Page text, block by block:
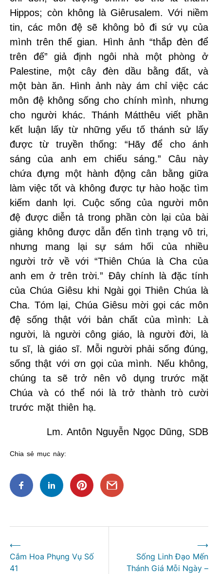
Hippos; còn không là Giêrusalem. Với niềm
tin, các môn đệ sẽ không bỏ đi sứ vụ của
mình trên thế gian. Hình ảnh “thắp đèn để
trên đế” giả định ngôi nhà một phòng ở
Palestine, một cây đèn dầu bằng đất, và
một bàn ăn. Hình ảnh này ám chỉ việc các
môn đệ không sống cho chính mình, nhưng
cho người khác. Thánh Mátthêu viết phần
kết luận lấy từ những yếu tố thánh sử lấy
được từ truyền thống: “Hãy để cho ánh
sáng của anh em chiếu sáng.” Câu này
chứa đựng một hành động cân bằng giữa
làm việc tốt và không được tự hào hoặc tìm
kiếm danh lợi. Cuộc sống của người môn
đệ được diễn tả trong phần còn lại của bài
giảng không được dẫn đến tình trạng vô tri,
nhưng mang lại sự sám hối của nhiều
người trở về với “Thiên Chúa là Cha của
anh em ở trên trời.” Đây chính là đặc tính
của Chúa Giêsu khi Ngài gọi Thiên Chúa là
Cha. Tóm lại, Chúa Giêsu mời gọi các môn
đệ sống thật với bản chất của mình: Là
người, là người công giáo, là người đời, là
tu sĩ, là giáo sĩ. Mỗi người phải sống đúng,
sống thật với ơn gọi của mình. Nếu không,
chúng ta sẽ trở nên vô dụng trước mặt
Chúa và có thể nói là trở thành trò cười
trước mặt thiên hạ.
Lm. Antôn Nguyễn Ngọc Dũng, SDB
Chia sẻ mục này:
hướng
bài
⟵
Cắm Hoa Phụng Vụ Số
41
Sống Linh Đạo Mến
Thánh Giá Mỗi Ngày –
⟶